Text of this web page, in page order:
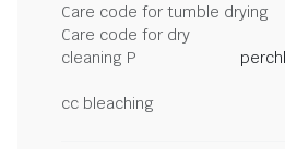
Care code for tumble drying
Care code for dry
cleaning P
cc bleaching